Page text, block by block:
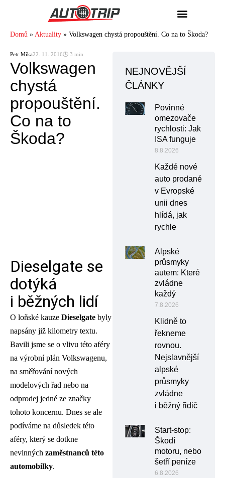
Domů » Aktuality » Volkswagen chystá propouštění. Co na to Škoda?
Petr Míka22. 11. 2016🕓 3 min
Volkswagen
chystá
propouštění.
Co na to
Škoda?
Dieselgate se
dotýká
i běžných lidí
O loňské kauze Dieselgate byly
napsány již kilometry textu.
Bavili jsme se o vlivu této aféry
na výrobní plán Volkswagenu,
na směřování nových
modelových řad nebo na
odprodej jedné ze značky
tohoto koncernu. Dnes se ale
podíváme na důsledek této
aféry, který se dotkne
nevinných zaměstnanců této
automobilky.
NEJNOVĚJŠÍ
ČLÁNKY
Povinné
omezovače
rychlosti: Jak
ISA funguje
8.8.2026
Každé nové
auto prodané
v Evropské
unii dnes
hlídá, jak
rychle
Alpské
průsmyky
autem: Které
zvládne
každý
7.8.2026
Klidně to
řekneme
rovnou.
Nejslavnější
alpské
průsmyky
zvládne
i běžný řidič
Start-stop:
Škodí
motoru, nebo
šetří peníze
6.8.2026